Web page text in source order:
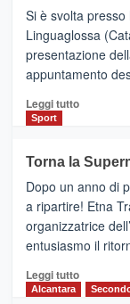
Al
via
i
Si è svolta
Linguaglossa
presentazione
appuntamento
Leggi tuttoLeggi
BROOKS
dell’Etna,
presentata
l’edizione
2026
Sport
Torna la
Dopo un anno di
a ripartire! Etna
organizzatrice
entusiasmo il
Leggi tuttoLeggi
Alcantara